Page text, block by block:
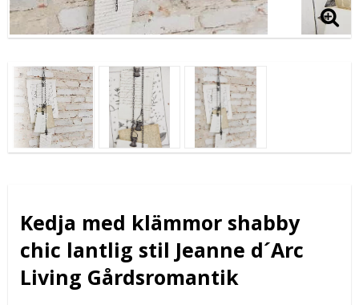
Kedja med klämmor shabby
chic lantlig stil Jeanne d´Arc
Living Gårdsromantik